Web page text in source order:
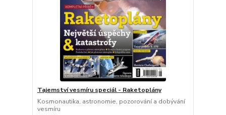
Tajemství vesmíru speciál - Raketoplány
Kosmonautika, astronomie, pozorování a dobývání
vesmíru